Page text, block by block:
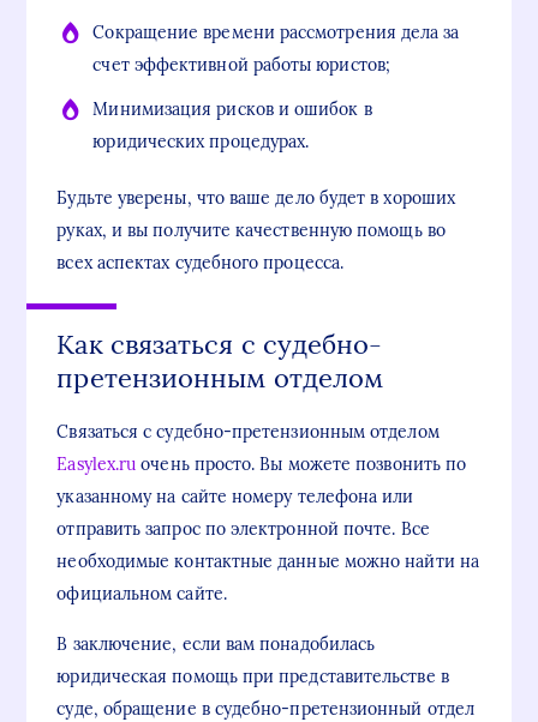
Сокращение времени рассмотрения дела за
счет эффективной работы юристов;
Минимизация рисков и ошибок в
юридических процедурах.
Будьте уверены, что ваше дело будет в хороших
руках, и вы получите качественную помощь во
всех аспектах судебного процесса.
Как связаться с судебно-
претензионным отделом
Связаться с судебно-претензионным отделом
Easylex.ru очень просто. Вы можете позвонить по
указанному на сайте номеру телефона или
отправить запрос по электронной почте. Все
необходимые контактные данные можно найти на
официальном сайте.
В заключение, если вам понадобилась
юридическая помощь при представительстве в
суде, обращение в судебно-претензионный отдел